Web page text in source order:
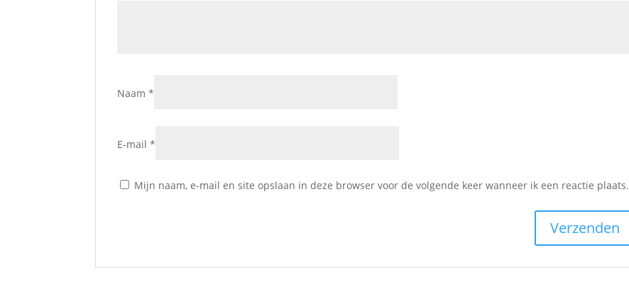
Naam*
E-mail*
Mijn naam, e-mail en site opslaan in deze browser voor de volgende keer wanneer ik een reactie plaats.